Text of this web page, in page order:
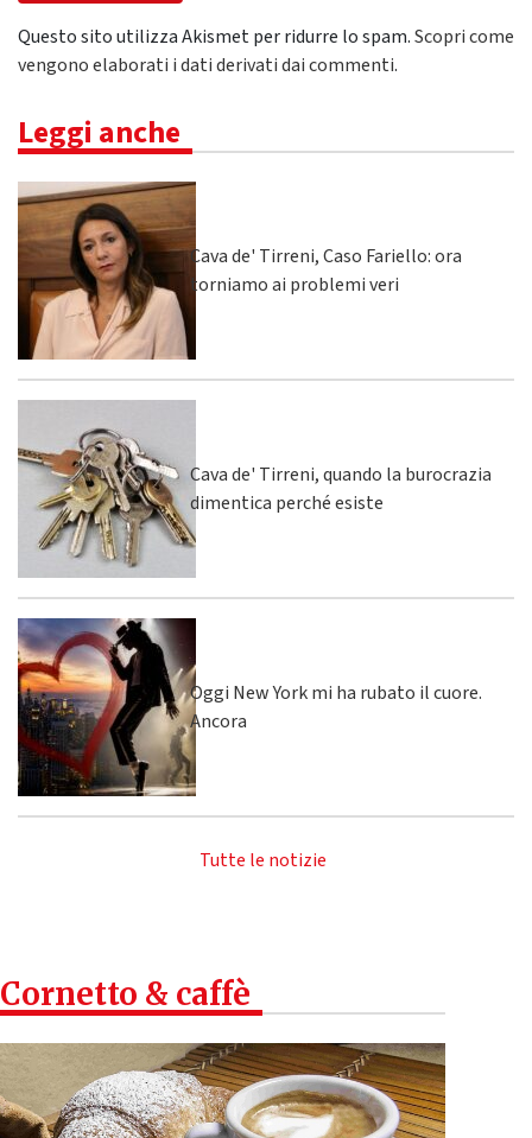
Questo sito utilizza Akismet per ridurre lo spam.Scopri come
vengono elaborati i dati derivati dai commenti.
Leggi anche
Cava de' Tirreni, Caso Fariello: ora
torniamo ai problemi veri
Cava de' Tirreni, quando la burocrazia
dimentica perché esiste
Oggi New York mi ha rubato il cuore.
Ancora
Tutte le notizie
Cornetto & caffè